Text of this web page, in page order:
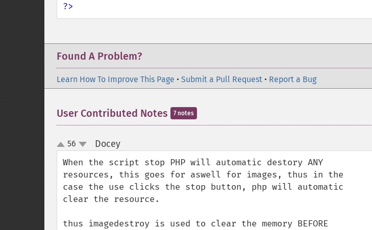
?>
Found A Problem?
Learn How To Improve This Page • Submit a Pull Request • Report a Bug
User Contributed Notes 7 notes
up
down
56 Docey¶
When the script stop PHP will automatic destory ANY
resources, this goes for aswell for images, thus in the
case the use clicks the stop button, php will automatic
clear the resource.
thus imagedestroy is used to clear the memory BEFORE